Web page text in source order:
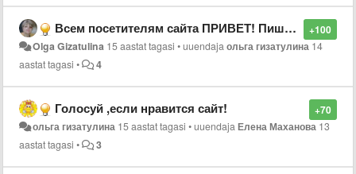
+100
Всем посетителям сайта ПРИВЕТ! Пишите свои отзывы!
Olga Gizatulina 15 aastat tagasi •uuendajaольга гизатулина 14
aastat tagasi • 4
+70
Голосуй ,если нравится сайт!
ольга гизатулина 15 aastat tagasi •uuendajaЕлена Маханова 13
aastat tagasi • 3